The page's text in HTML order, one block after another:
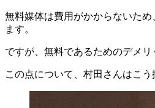
無料媒体は費用がかからないた
ます。
ですが、無料であるためのデメリ
この点について、村田さんはこう